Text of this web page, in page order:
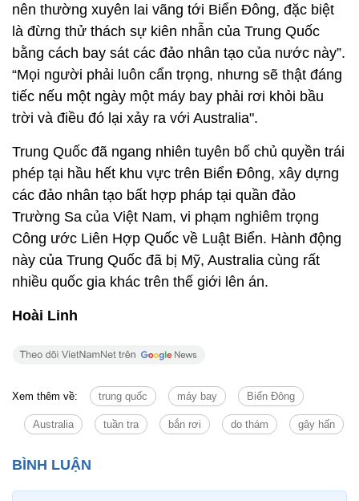
nên thường xuyên lai vãng tới Biển Đông, đặc biệt
là đừng thử thách sự kiên nhẫn của Trung Quốc
bằng cách bay sát các đảo nhân tạo của nước này”.
“Mọi người phải luôn cẩn trọng, nhưng sẽ thật đáng
tiếc nếu một ngày một máy bay phải rơi khỏi bầu
trời và điều đó lại xảy ra với Australia".
Trung Quốc đã ngang nhiên tuyên bố chủ quyền trái
phép tại hầu hết khu vực trên Biển Đông, xây dựng
các đảo nhân tạo bất hợp pháp tại quần đảo
Trường Sa của Việt Nam, vi phạm nghiêm trọng
Công ước Liên Hợp Quốc về Luật Biển. Hành động
này của Trung Quốc đã bị Mỹ, Australia cùng rất
nhiều quốc gia khác trên thế giới lên án.
Hoài Linh
Xem thêm về: trung quốc máy bay Biển Đông
Australia tuần tra bắn rơi do thám gây hấn